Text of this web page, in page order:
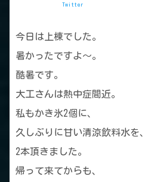
Twitter
今日は上棟でした。
暑かったですよ～。
酷暑です。
大工さんは熱中症間近。
私もかき氷2個に、
久しぶりに甘い清涼飲料水を、
2本頂きました。
帰って来てからも、